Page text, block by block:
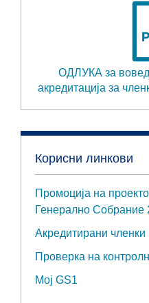
ОДЛУКА за
акредитација за
Корисни линкови
Промоција на
Генерално Собрание
Акредитирани членки
Проверка на
Мој GS1